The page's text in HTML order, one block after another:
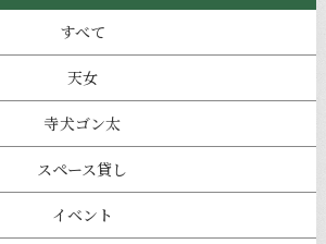
すべて
天女
寺犬ゴン太
スペース貸し
イベント